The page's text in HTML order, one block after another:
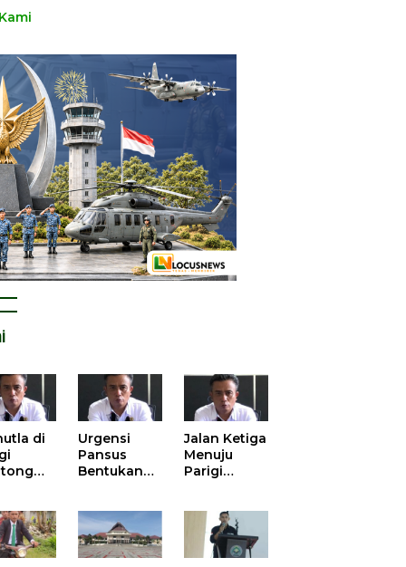
di
Kelola
Urgensi
Pansus
Bentukan
Kisruh
Pengusulan
52 Titik
Jalan Ketiga
Menuju
Parigi
Beradab